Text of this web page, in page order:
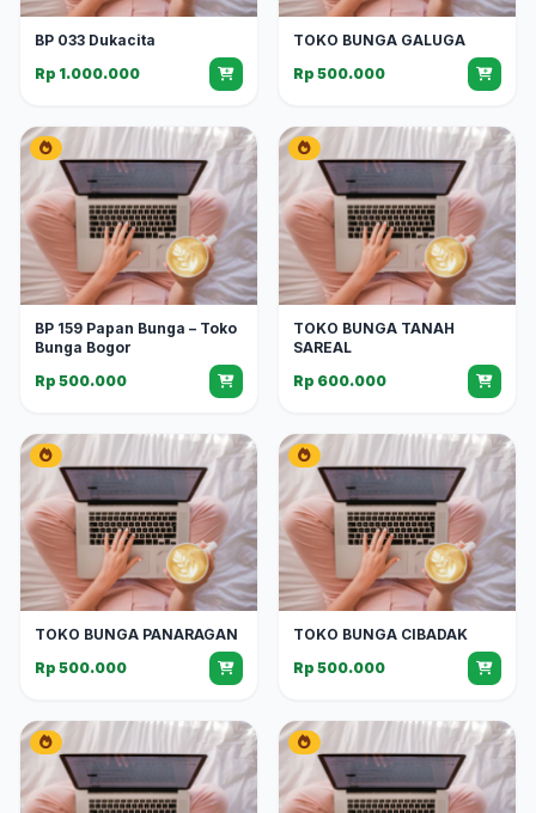
BP 033 Dukacita
Rp 1.000.000
TOKO BUNGA GALUGA
Rp 500.000
BP 159 Papan Bunga – Toko
Bunga Bogor
Rp 500.000
TOKO BUNGA TANAH
SAREAL
Rp 600.000
TOKO BUNGA PANARAGAN
Rp 500.000
TOKO BUNGA CIBADAK
Rp 500.000